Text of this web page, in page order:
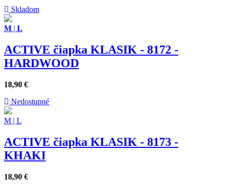
Skladom
M | L
ACTIVE čiapka KLASIK - 8172 -
HARDWOOD
18,90 €
Nedostupné
M | L
ACTIVE čiapka KLASIK - 8173 -
KHAKI
18,90 €